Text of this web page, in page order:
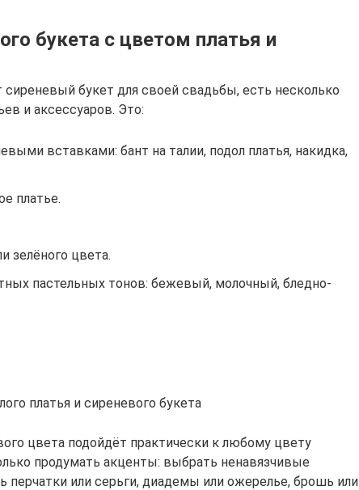
букета с цветом платья и
букет для своей свадьбы, есть несколько
и аксессуаров. Это:
вставками: бант на талии, подол платья, накидка,
платье.
зелёного цвета.
пастельных тонов: бежевый, молочный, бледно-
платья и сиреневого букета
цвета подойдёт практически к любому цвету
продумать акценты: выбрать ненавязчивые
перчатки или серьги, диадемы или ожерелье, брошь или